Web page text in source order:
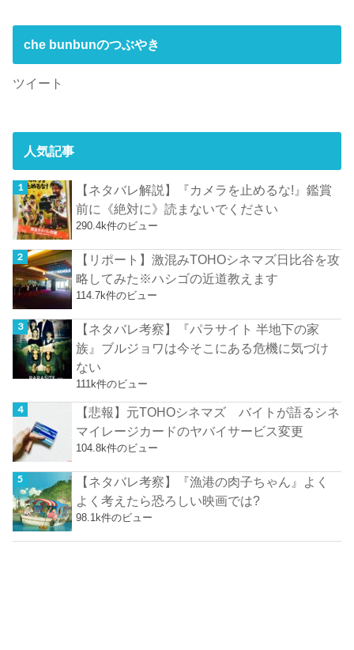
che bunbunのつぶやき
ツイート
人気記事
【ネタバレ解説】『カメラを止めるな!』鑑賞
前に《絶対に》読まないでください
290.4k件のビュー
【リポート】激混みTOHOシネマズ日比谷を攻
略してみた※ハシゴの近道教えます
114.7k件のビュー
【ネタバレ考察】『パラサイト 半地下の家
族』ブルジョワは今そこにある危機に気づけ
ない
111k件のビュー
【悲報】元TOHOシネマズ バイトが語るシネ
マイレージカードのヤバイサービス変更
104.8k件のビュー
【ネタバレ考察】『漁港の肉子ちゃん』よく
よく考えたら恐ろしい映画では?
98.1k件のビュー